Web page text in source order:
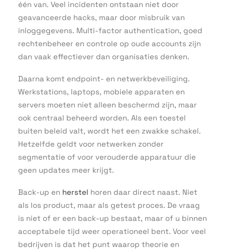
één van. Veel incidenten ontstaan niet door
geavanceerde hacks, maar door misbruik van
inloggegevens. Multi-factor authentication, goed
rechtenbeheer en controle op oude accounts zijn
dan vaak effectiever dan organisaties denken.
Daarna komt endpoint- en netwerkbeveiliging.
Werkstations, laptops, mobiele apparaten en
servers moeten niet alleen beschermd zijn, maar
ook centraal beheerd worden. Als een toestel
buiten beleid valt, wordt het een zwakke schakel.
Hetzelfde geldt voor netwerken zonder
segmentatie of voor verouderde apparatuur die
geen updates meer krijgt.
Back-up en herstel horen daar direct naast. Niet
als los product, maar als getest proces. De vraag
is niet of er een back-up bestaat, maar of u binnen
acceptabele tijd weer operationeel bent. Voor veel
bedrijven is dat het punt waarop theorie en